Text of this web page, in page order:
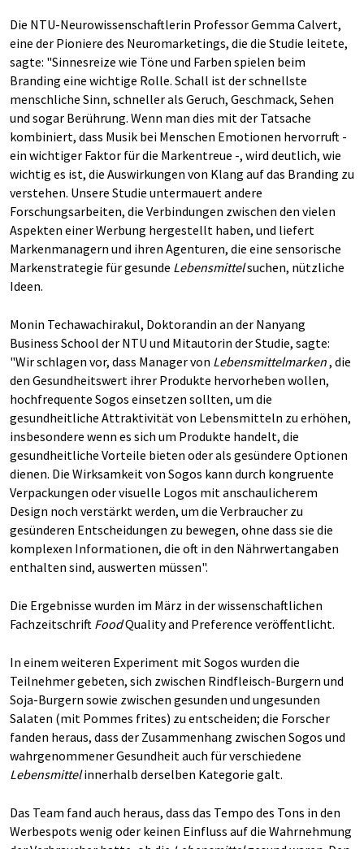
Die NTU-Neurowissenschaftlerin Professor Gemma Calvert,
eine der Pioniere des Neuromarketings, die die Studie leitete,
sagte: "Sinnesreize wie Töne und Farben spielen beim
Branding eine wichtige Rolle. Schall ist der schnellste
menschliche Sinn, schneller als Geruch, Geschmack, Sehen
und sogar Berührung. Wenn man dies mit der Tatsache
kombiniert, dass Musik bei Menschen Emotionen hervorruft -
ein wichtiger Faktor für die Markentreue -, wird deutlich, wie
wichtig es ist, die Auswirkungen von Klang auf das Branding zu
verstehen. Unsere Studie untermauert andere
Forschungsarbeiten, die Verbindungen zwischen den vielen
Aspekten einer Werbung hergestellt haben, und liefert
Markenmanagern und ihren Agenturen, die eine sensorische
Markenstrategie für gesunde Lebensmittelsuchen, nützliche
Ideen.
Monin Techawachirakul, Doktorandin an der Nanyang
Business School der NTU und Mitautorin der Studie, sagte:
"Wir schlagen vor, dass Manager von Lebensmittelmarken, die
den Gesundheitswert ihrer Produkte hervorheben wollen,
hochfrequente Sogos einsetzen sollten, um die
gesundheitliche Attraktivität von Lebensmitteln zu erhöhen,
insbesondere wenn es sich um Produkte handelt, die
gesundheitliche Vorteile bieten oder als gesündere Optionen
dienen. Die Wirksamkeit von Sogos kann durch kongruente
Verpackungen oder visuelle Logos mit anschaulicherem
Design noch verstärkt werden, um die Verbraucher zu
gesünderen Entscheidungen zu bewegen, ohne dass sie die
komplexen Informationen, die oft in den Nährwertangaben
enthalten sind, auswerten müssen".
Die Ergebnisse wurden im März in der wissenschaftlichen
Fachzeitschrift FoodQuality and Preference veröffentlicht.
In einem weiteren Experiment mit Sogos wurden die
Teilnehmer gebeten, sich zwischen Rindfleisch-Burgern und
Soja-Burgern sowie zwischen gesunden und ungesunden
Salaten (mit Pommes frites) zu entscheiden; die Forscher
fanden heraus, dass der Zusammenhang zwischen Sogos und
wahrgenommener Gesundheit auch für verschiedene
Lebensmittelinnerhalb derselben Kategorie galt.
Das Team fand auch heraus, dass das Tempo des Tons in den
Werbespots wenig oder keinen Einfluss auf die Wahrnehmung